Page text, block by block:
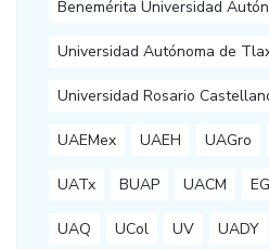
Benemérita Universidad
Universidad Autónoma de
Universidad Rosario
UAEMex UAEH UAGro
UATx BUAP UACM
UAQ UCol UV UADY